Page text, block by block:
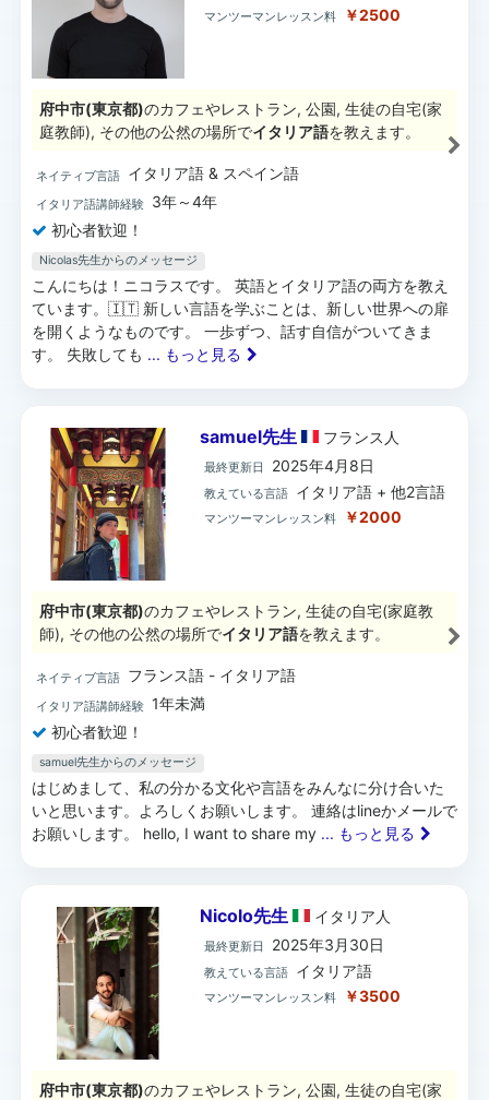
マンツーマンレッスン料 ￥2500
府中市(東京都)のカフェやレストラン, 公園, 生徒の自宅(家
庭教師), その他の公然の場所でイタリア語を教えます。
ネイティブ言語 イタリア語 & スペイン語
イタリア語講師経験
3年～4年
初心者歓迎！
Nicolas先生からのメッセージ
こんにちは！ニコラスです。 英語とイタリア語の両方を教え
ています。🇮🇹 新しい言語を学ぶことは、新しい世界への扉
を開くようなものです。 一歩ずつ、話す自信がついてきま
す。 失敗しても ... もっと見る
samuel先生 フランス 人
最終更新日 2025年4月8日
教えている言語 イタリア語 + 他2言語
マンツーマンレッスン料 ￥2000
府中市(東京都)のカフェやレストラン, 生徒の自宅(家庭教
師), その他の公然の場所でイタリア語を教えます。
ネイティブ言語 フランス語 - イタリア語
イタリア語講師経験 1年未満
初心者歓迎！
samuel先生からのメッセージ
はじめまして、私の分かる文化や言語をみんなに分け合いた
いと思います。よろしくお願いします。 連絡はlineかメールで
お願いします。 hello, I want to share my ... もっと見る
Nicolo先生 イタリア 人
最終更新日 2025年3月30日
教えている言語 イタリア語
マンツーマンレッスン料 ￥3500
府中市(東京都)のカフェやレストラン, 公園, 生徒の自宅(家